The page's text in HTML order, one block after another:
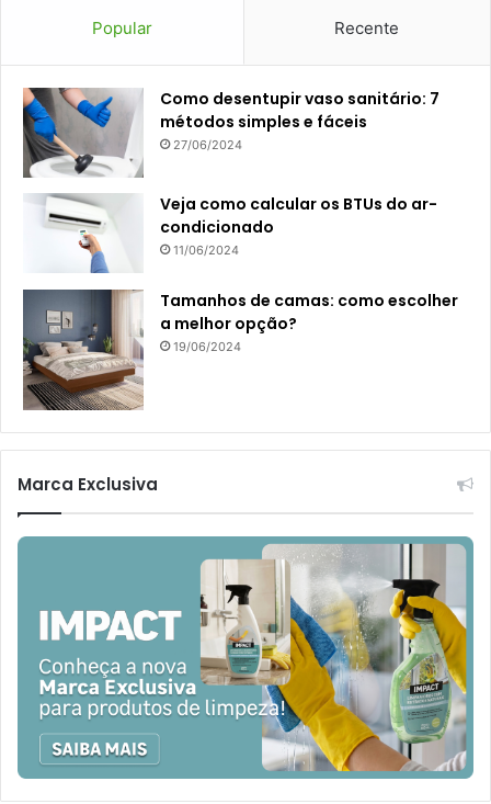
Popular Recente
Como desentupir vaso sanitário: 7
métodos simples e fáceis
27/06/2024
Veja como calcular os BTUs do ar-
condicionado
11/06/2024
Tamanhos de camas: como escolher
a melhor opção?
19/06/2024
Marca Exclusiva